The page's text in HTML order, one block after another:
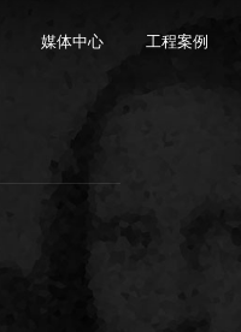
媒体中心 工程案例